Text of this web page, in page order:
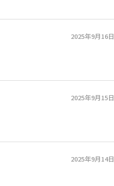
2025年9月16日
2025年9月15日
2025年9月14日